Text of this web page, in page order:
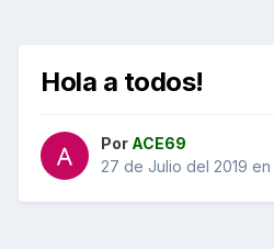
Hola a todos!
Por ACE69
27 de Julio del 2019 en